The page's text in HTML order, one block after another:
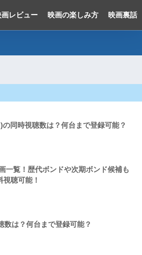
画レビュー 映画の楽しみ方 映画裏話
同時視聴数は？何台まで登録可能？
一覧！歴代ボンドや次期ボンド候補も
聴可能！
数は？何台まで登録可能？